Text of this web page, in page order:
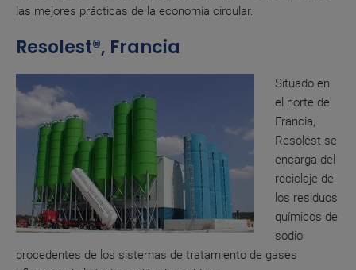
las mejores prácticas de la economía circular.
Resolest®, Francia
Situado en
el norte de
Francia,
Resolest se
encarga del
reciclaje de
los residuos
químicos de
sodio
procedentes de los sistemas de tratamiento de gases